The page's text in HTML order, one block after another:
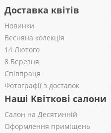
Доставка квітів
Новинки
Весняна колекція
14 Лютого
8 Березня
Співпраця
Фотографії з доставок
Наші Квіткові салони
Салон на Десятинній
Оформлення приміщень